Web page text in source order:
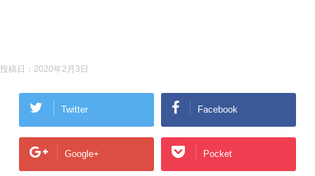
投稿日： 2020年2月3日
Twitter Facebook
Google+ Pocket